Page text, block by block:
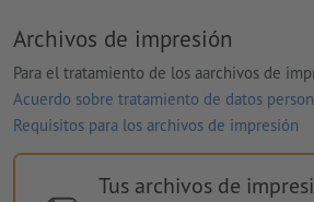
Archivos de impresión
Para el tratamiento de los aarchivos de
Acuerdo sobre tratamiento de datos
Requisitos para los archivos de impresión
Tus archivos de